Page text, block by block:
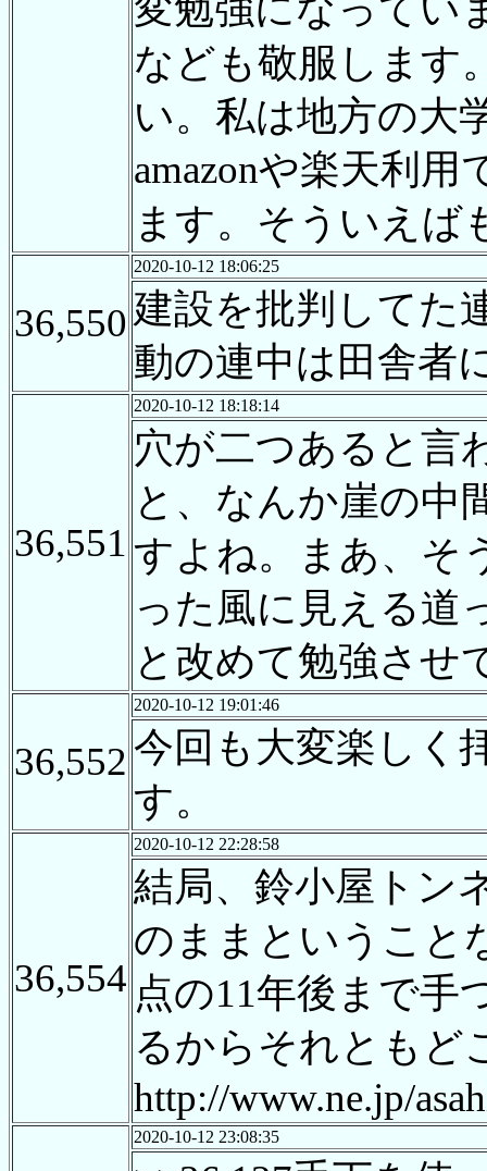
変勉強になってい
なども敬服します
い。私は地方の大
amazonや楽天利
ます。そういえば
36,550
2020-10-12 18:06:25
建設を批判してた
動の連中は田舎者
36,551
2020-10-12 18:18:14
穴が二つあると言
と、なんか崖の中
すよね。まあ、そ
った風に見える道
と改めて勉強させ
36,552
2020-10-12 19:01:46
今回も大変楽しく
す。
36,554
2020-10-12 22:28:58
結局、鈴小屋トン
のままということ
点の11年後まで
るからそれともど
http://www.ne.jp/
2020-10-12 23:08:35